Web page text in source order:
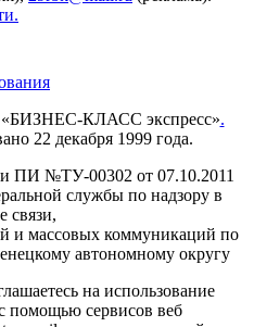
«БИЗНЕС-КЛАСС экспресс».
22 декабря 1999 года.
ПИ №ТУ-00302 от 07.10.2011
службы по надзору в
связи,
и массовых коммуникаций по
автономному округу
на использование
помощью сервисов веб